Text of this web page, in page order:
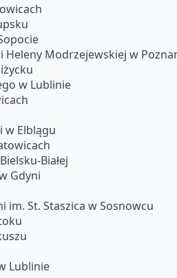
Heleny Modrzejewskiej w
w Lublinie
w Elblągu
Białej
Gdyni
im. St. Staszica w Sosnowcu
Lublinie